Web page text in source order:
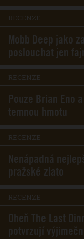
RECENZE
Mobb Deep jako
poslouchat jen
RECENZE
Pouze Brian Eno
temnou hmotu
RECENZE
Nenápadná
pražské zlato
RECENZE
Oheň The Last
potvrzují